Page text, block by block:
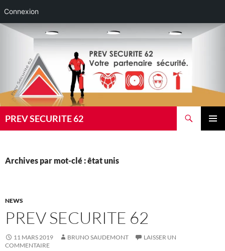
Connexion
Aller
PREV SECURITE 62
Archives par mot-clé : êtat unis
NEWS
PREV SECURITE 62
11 MARS 2019 BRUNO SAUDEMONT
LAISSER UN
COMMENTAIRE